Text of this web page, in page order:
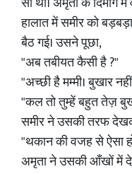
हालात में समीर को
बैठ गई। उसने पूछा,
"अब तबीयत कैसी है ?"
"अच्छी है मम्मी। बुखार
"कल तो तुम्हें बहुत तेज़
समीर ने उसकी तरफ
"थकान की वजह से ऐसा हो
अमृता ने उसकी आँखों में